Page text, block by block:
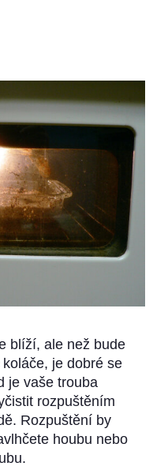
blíží, ale než bude
je dobré se
je vaše trouba
rozpuštěním
Rozpuštění by
houbu nebo